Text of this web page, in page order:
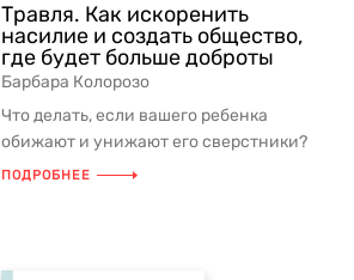
Травля. Как искоренить
насилие и создать общество,
где будет больше доброты
Барбара Колорозо
Что делать, если вашего ребенка
обижают и унижают его сверстники?
Барбара Колорозо, известный детски...
ПОДРОБНЕЕ